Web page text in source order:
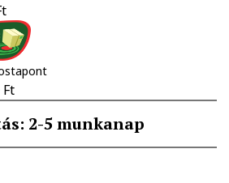
Ft
2-5 munkanap